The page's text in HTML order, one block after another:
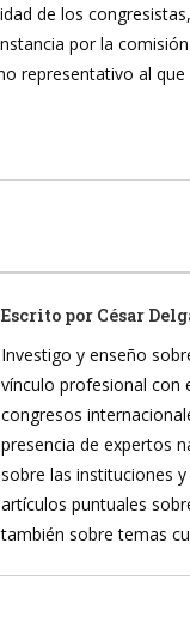
de los
por la
representativo al
Escrito por César
Investigo y enseño
vínculo profesional con
congresos
presencia de expertos
sobre las instituciones
artículos puntuales
también sobre temas